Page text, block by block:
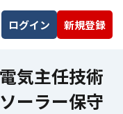
ログイン 新規登録
気主任技術
ーラー保守